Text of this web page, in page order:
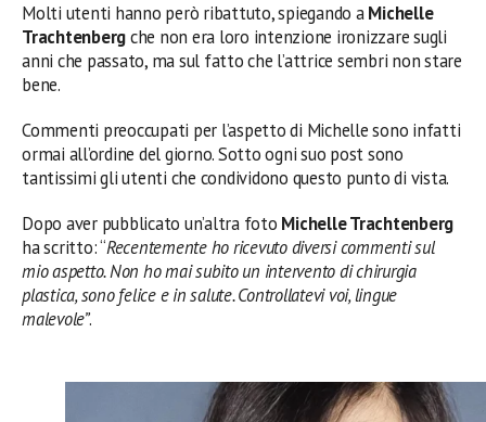
Molti utenti hanno però ribattuto, spiegando aMichelle
Trachtenbergche non era loro intenzione ironizzare sugli
anni che passato, ma sul fatto che l’attrice sembri non stare
bene.
Commenti preoccupati per l’aspetto di Michelle sono infatti
ormai all’ordine del giorno. Sotto ogni suo post sono
tantissimi gli utenti che condividono questo punto di vista.
Dopo aver pubblicato un’altra foto Michelle Trachtenberg
ha scritto: “Recentemente ho ricevuto diversi commenti sul
mio aspetto. Non ho mai subito un intervento di chirurgia
plastica, sono felice e in salute. Controllatevi voi, lingue
malevole”.